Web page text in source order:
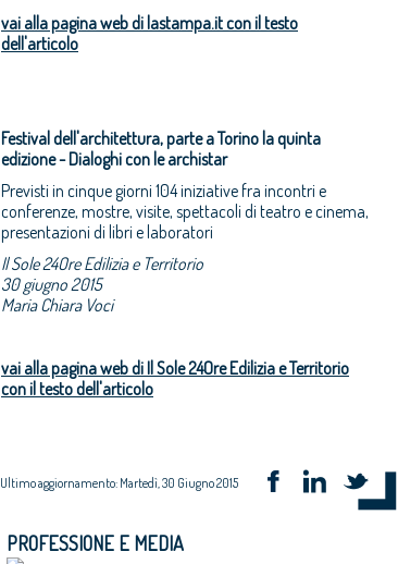
vai alla pagina web di lastampa.it con il testo
dell'articolo
Festival dell'architettura, parte a Torino la quinta
edizione - Dialoghi con le archistar
Previsti in cinque giorni 104 iniziative fra incontri e
conferenze, mostre, visite, spettacoli di teatro e cinema,
presentazioni di libri e laboratori
Il Sole 24Ore Edilizia e Territorio
30 giugno 2015
Maria Chiara Voci
vai alla pagina web di Il Sole 24Ore Edilizia e Territorio
con il testo dell'articolo
Ultimo aggiornamento: Martedì, 30 Giugno 2015
PROFESSIONE E MEDIA